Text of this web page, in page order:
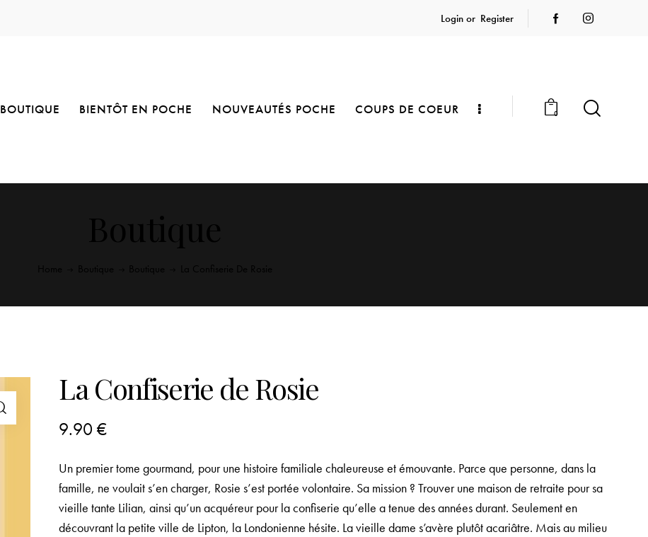
Login or Register
BOUTIQUE BIENTÔT EN POCHE NOUVEAUTÉS POCHE COUPS DE COEUR 0
La Confiserie de Rosie
9.90€
Un premier tome gourmand, pour une histoire familiale chaleureuse et émouvante. Parce que personne, dans la
famille, ne voulait s’en charger, Rosie s’est portée volontaire. Sa mission ? Trouver une maison de retraite pour sa
vieille tante Lilian, ainsi qu’un acquéreur pour la confiserie qu’elle a tenue des années durant. Seulement en
découvrant la petite ville de Lipton, la Londonienne hésite. La vieille dame s’avère plutôt acariâtre. Mais au milieu